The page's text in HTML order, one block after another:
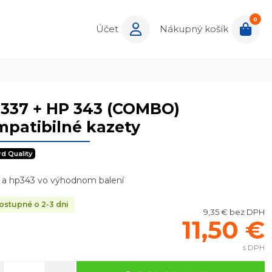
Účet Nákupný košík
0
+ HP 343 (COMBO)
kazety
Quality
a hp343 vo výhodnom balení
o 2-3 dni
9,35 € bez DPH
11,50 €
s DPH